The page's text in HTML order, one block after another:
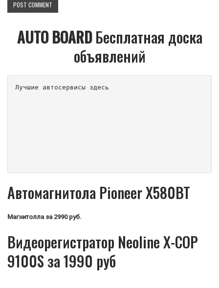
AUTO BOARDБесплатная доска
объявлений
Лучшие автосервисы здесь
Автомагнитола Pioneer X580BT
Магнитолла за 2990 руб.
Видеорегистратор Neoline X-COP
9100S за 1990 руб